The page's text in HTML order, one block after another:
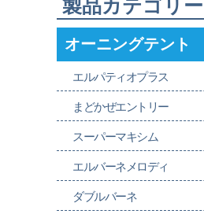
製品カテゴリー
オーニングテント
エルパティオプラス
まどかぜエントリー
スーパーマキシム
エルバーネメロディ
ダブルバーネ